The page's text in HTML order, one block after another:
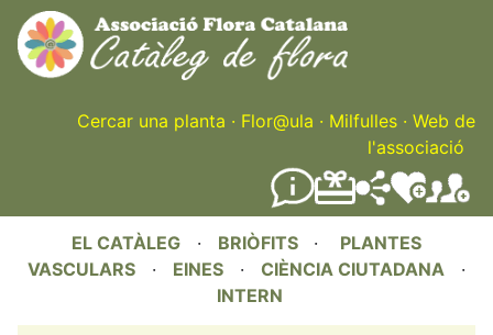
Skip
to
main
content
Cercar una planta · Flor@ula · Milfulles · Web de
l'associació
EL CATÀLEG · BRIÒFITS · PLANTES
VASCULARS · EINES · CIÈNCIA CIUTADANA ·
INTERN